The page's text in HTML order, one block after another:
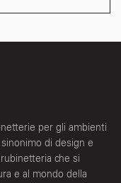
per gli ambienti
di design e
che si
e al mondo della